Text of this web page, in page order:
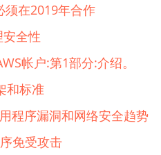
须在2019年合作
安全性
帐户:第1部分:介绍。
和标准
程序漏洞和网络安全趋势
免受攻击